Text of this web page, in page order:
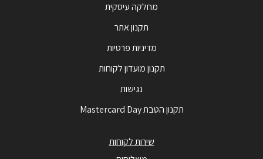
מחלקה עיסקית
תקנון אתר
מדיניות פרטיות
תקנון מועדון לקוחות
נגישות
תקנון הטבת Mastercard Day
שירות לקוחות